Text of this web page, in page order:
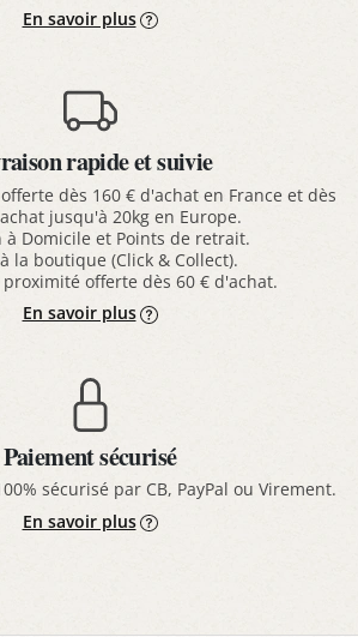
En savoir plus
rapide et suivie
dès 160 € d'achat en France et dès
jusqu'à 20kg en Europe.
à Domicile et Points de retrait.
la boutique (Click & Collect).
offerte dès 60 € d'achat.
En savoir plus
Paiement sécurisé
sécurisé par CB, PayPal ou Virement.
En savoir plus